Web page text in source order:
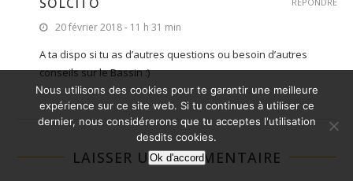
20 février 2018 - 11 h 31 min
A ta dispo si tu as d’autres questions ou besoin d’autres
conseils sur le Bassin :)
LAISSER UN COMMENTAIRE
Nous utilisons des cookies pour te garantir une meilleure
expérience sur ce site web. Si tu continues à utiliser ce
dernier, nous considérerons que tu acceptes l'utilisation
desdits cookies.
Ok d'accord